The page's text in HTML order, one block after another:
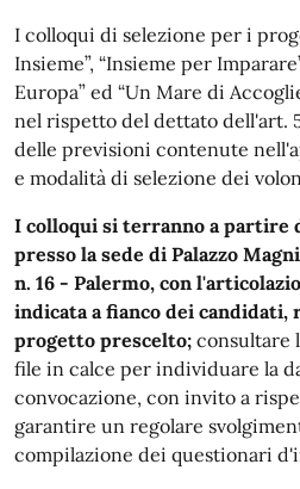
I colloqui di selezione per i
Insieme”, “Insieme per
Europa” ed “Un Mare di
nel rispetto del dettato dell'art.
delle previsioni contenute
e modalità di selezione dei
I colloqui si terranno a partire
presso la sede di Palazzo
n. 16 - Palermo, con
indicata a fianco dei
progetto prescelto; consultare
file in calce per individuare la
convocazione, con invito a
garantire un regolare
compilazione dei questionari